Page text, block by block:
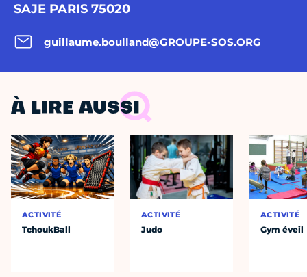
SAJE PARIS 75020
guillaume.boulland@GROUPE-SOS.ORG
À LIRE AUSSI
ACTIVITÉ
TchoukBall
ACTIVITÉ
Judo
ACTIVITÉ
Gym éveil